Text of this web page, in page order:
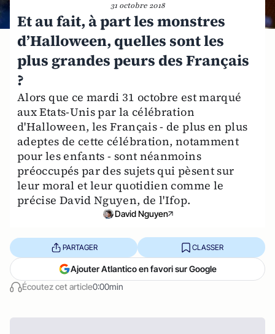
31 octobre 2018
Et au fait, à part les monstres
d’Halloween, quelles sont les
plus grandes peurs des Français
?
Alors que ce mardi 31 octobre est marqué
aux Etats-Unis par la célébration
d'Halloween, les Français - de plus en plus
adeptes de cette célébration, notamment
pour les enfants - sont néanmoins
préoccupés par des sujets qui pèsent sur
leur moral et leur quotidien comme le
précise David Nguyen, de l'Ifop.
David Nguyen
Écoutez cet article0:00min
PARTAGER CLASSER
Ajouter Atlantico en favori sur Google